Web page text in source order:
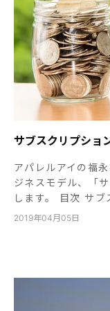
サブスクリプショ
アパレルアイの福
ジネスモデル、「
します。 目次 サ
2019年04月05日